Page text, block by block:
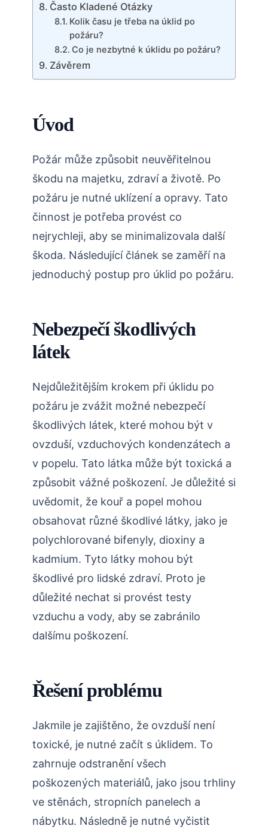
Často Kladené Otázky
Kolik času je třeba na úklid po
požáru?
Co je nezbytné k úklidu po požáru?
Závěrem
Úvod
Požár může způsobit neuvěřitelnou
škodu na majetku, zdraví a životě. Po
požáru je nutné uklízení a opravy. Tato
činnost je potřeba provést co
nejrychleji, aby se minimalizovala další
škoda. Následující článek se zaměří na
jednoduchý postup pro úklid po požáru.
Nebezpečí škodlivých
látek
Nejdůležitějším krokem při úklidu po
požáru je zvážit možné nebezpečí
škodlivých látek, které mohou být v
ovzduší, vzduchových kondenzátech a
v popelu. Tato látka může být toxická a
způsobit vážné poškození. Je důležité si
uvědomit, že kouř a popel mohou
obsahovat různé škodlivé látky, jako je
polychlorované bifenyly, dioxiny a
kadmium. Tyto látky mohou být
škodlivé pro lidské zdraví. Proto je
důležité nechat si provést testy
vzduchu a vody, aby se zabránilo
dalšímu poškození.
Řešení problému
Jakmile je zajištěno, že ovzduší není
toxické, je nutné začít s úklidem. To
zahrnuje odstranění všech
poškozených materiálů, jako jsou trhliny
ve stěnách, stropních panelech a
nábytku. Následně je nutné vyčistit